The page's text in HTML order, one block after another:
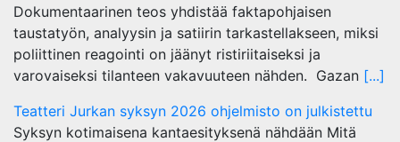
Dokumentaarinen teos yhdistää faktapohjaisen
taustatyön, analyysin ja satiirin tarkastellakseen, miksi
poliittinen reagointi on jäänyt ristiriitaiseksi ja
varovaiseksi tilanteen vakavuuteen nähden. Gazan [...]
Teatteri Jurkan syksyn 2026 ohjelmisto on julkistettu
Syksyn kotimaisena kantaesityksenä nähdään Mitä